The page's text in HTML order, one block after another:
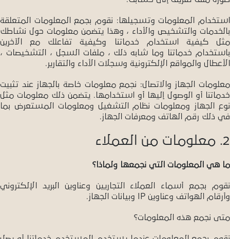
استخدام المعلومات وتسجيلها: نقوم بجمع المعلومات المتعلقة
بالخدمات والتشخيص والأداء ، وهذا يتضمن معلومات حول نشاطك
مثل كيفية استخدام خدماتنا وكيفية تفاعلك مع الآخرين
باستخدام خدماتنا وما شابه ذلك ، ملفات السجل ، التشخيصات ،
الأعطال والمواقع الإلكترونية وسجلات الأداء والتقارير.
معلومات الجهاز والاتصال: نجمع معلومات خاصة بالجهاز عند تثبيت
خدماتنا أو الوصول إليها أو استخدامها. يتضمن ذلك معلومات مثل
نوع الجهاز ومعلومات نظام التشغيل ومعلومات المستعرض بما
في ذلك رقم الهاتف ومعرفات الجهاز.
2. معلومات من العملاء
ما هي المعلومات التي نجمعها ولماذا؟
نقوم بجمع أسماء العملاء التجاريين وعناوين البريد الإلكتروني
وأرقام الهواتف وعناوين IP وبيانات الجهاز.
متى نجمع هذه المعلومات؟